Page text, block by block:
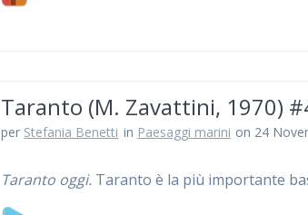
Taranto (M. Zavattini, 1970)
per Stefania Benetti in Paesaggi marini on 24
Taranto oggi. Taranto è la più importante